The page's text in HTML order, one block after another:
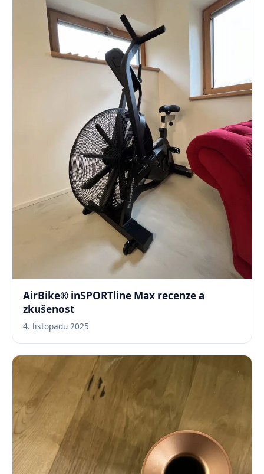
AirBike® inSPORTline Max recenze a
zkušenost
4. listopadu 2025